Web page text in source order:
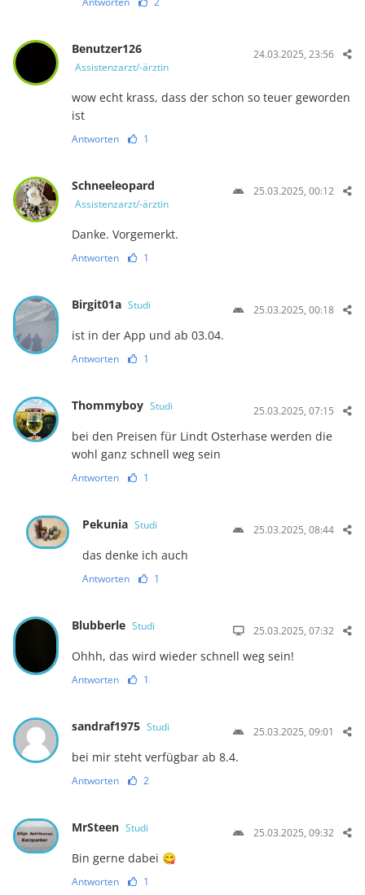
Benutzer126
Assistenzarzt/-ärztin
24.03.2025, 23:56
wow echt krass, dass der schon so teuer geworden
ist
Antworten 1
Schneeleopard
Assistenzarzt/-ärztin
25.03.2025, 00:12
Danke. Vorgemerkt.
Antworten 1
Birgit01a Studi 25.03.2025, 00:18
ist in der App und ab 03.04.
Antworten 1
Thommyboy Studi 25.03.2025, 07:15
bei den Preisen für Lindt Osterhase werden die
wohl ganz schnell weg sein
Antworten 1
Pekunia Studi 25.03.2025, 08:44
das denke ich auch
Antworten 1
Blubberle Studi 25.03.2025, 07:32
Ohhh, das wird wieder schnell weg sein!
Antworten 1
sandraf1975 Studi 25.03.2025, 09:01
bei mir steht verfügbar ab 8.4.
Antworten 2
MrSteen Studi 25.03.2025, 09:32
Bin gerne dabei 😋
Antworten 1